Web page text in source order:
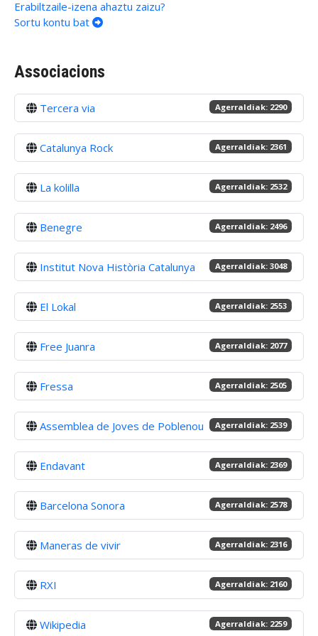
Erabiltzaile-izena ahaztu zaizu?
Sortu kontu bat
Associacions
Tercera via Agerraldiak: 2290
Catalunya Rock Agerraldiak: 2361
La kolilla Agerraldiak: 2532
Benegre Agerraldiak: 2496
Institut Nova Història Catalunya Agerraldiak: 3048
El Lokal Agerraldiak: 2553
Free Juanra Agerraldiak: 2077
Fressa Agerraldiak: 2505
Assemblea de Joves de Poblenou Agerraldiak: 2539
Endavant Agerraldiak: 2369
Barcelona Sonora Agerraldiak: 2578
Maneras de vivir Agerraldiak: 2316
RXI Agerraldiak: 2160
Wikipedia Agerraldiak: 2259